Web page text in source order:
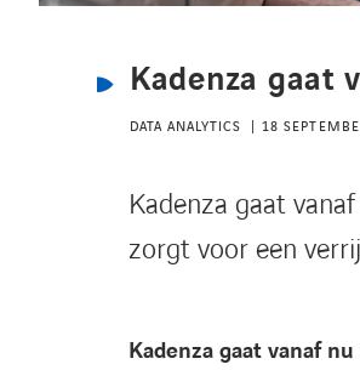
Kadenza gaat
DATA ANALYTICS 18
Kadenza gaat
zorgt voor een
Kadenza gaat vanaf